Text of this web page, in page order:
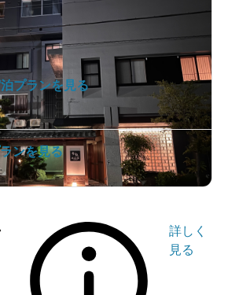
プランを見る
ンを見る
詳しく
見る